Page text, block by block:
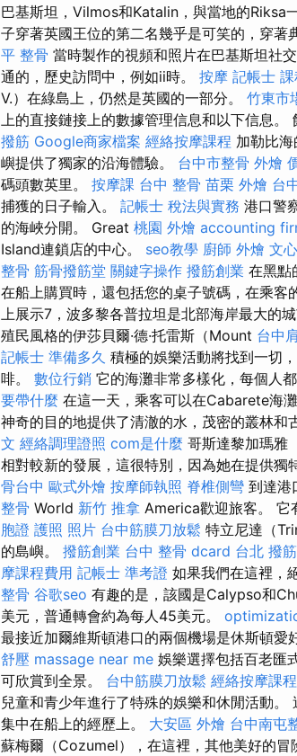
巴基斯坦，Vilmos和Katalin，與當地的Riksa
子穿著英國王位的第二名幾乎是可笑的，穿著
平 整骨 當時製作的視頻和照片在巴基斯坦社
通的，歷史訪問中，例如ii時。 按摩 記帳士 課
V.）在綠島上，仍然是英國的一部分。 竹東市
上的直接鏈接上的數據管理信息和以下信息
撥筋 Google商家檔案 經絡按摩課程 加勒比
嶼提供了獨家的沿海體驗。 台中市整骨 外燴
碼頭數英里。 按摩課 台中 整骨 苗栗 外燴 台
捕獲的日子輸入。 記帳士 稅法與實務 港口警
的海峽分開。 Great 桃園 外燴 accounting
Island連鎖店的中心。 seo教學 廚師 外燴 文
整骨 筋骨撥筋堂 關鍵字操作 撥筋創業 在黑點
在船上購買時，還包括您的桌子號碼，在乘客
上展示7，波多黎各普拉坦是北部海岸最大的城
殖民風格的伊莎貝爾·德·托雷斯（Mount 台中
記帳士 準備多久 積極的娛樂活動將找到一切
啡。 數位行銷 它的海灘非常多樣化，每個人
要帶什麼 在這一天，乘客可以在Cabarete海
神奇的目的地提供了清澈的水，茂密的叢林和
文 經絡調理證照 com是什麼 哥斯達黎加瑪雅
相對較新的發展，這很特別，因為她在提供獨
骨台中 歐式外燴 按摩師執照 脊椎側彎 到達港
整骨 World 新竹 推拿 America歡迎旅客。 它
胞證 護照 照片 台中筋膜刀放鬆 特立尼達（
的島嶼。 撥筋創業 台中 整骨 dcard 台北 撥筋
摩課程費用 記帳士 準考證 如果我們在這裡，
整骨 谷歌seo 有趣的是，該國是Calypso和
美元，普通轉會約為每人45美元。
最接近加爾維斯頓港口的兩個機場是休斯頓愛
舒壓 massage near me 娛樂選擇包括百老匯
可欣賞到全景。 台中筋膜刀放鬆 經絡按摩課
兒童和青少年進行了特殊的娛樂和休閒活動
集中在船上的經歷上。 大安區 外燴 台中南屯
蘇梅爾（Cozumel），在這裡，其他美好的冒